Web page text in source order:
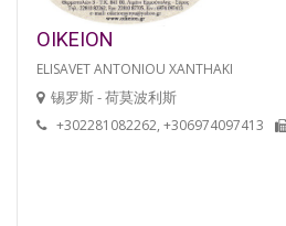
OIKEION
ELISAVET ANTONIOU XANTHAKI
锡罗斯 - 荷莫波利斯
+302281082262, +306974097413